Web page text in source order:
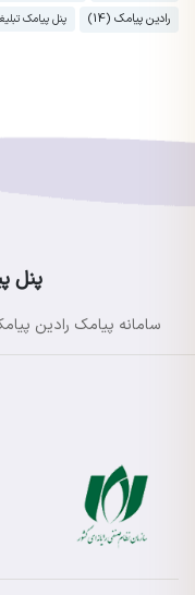
رادین پیامک (14)
پنل پیامک
پنل
سامانه پیامک رادین